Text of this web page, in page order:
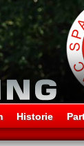
Historie